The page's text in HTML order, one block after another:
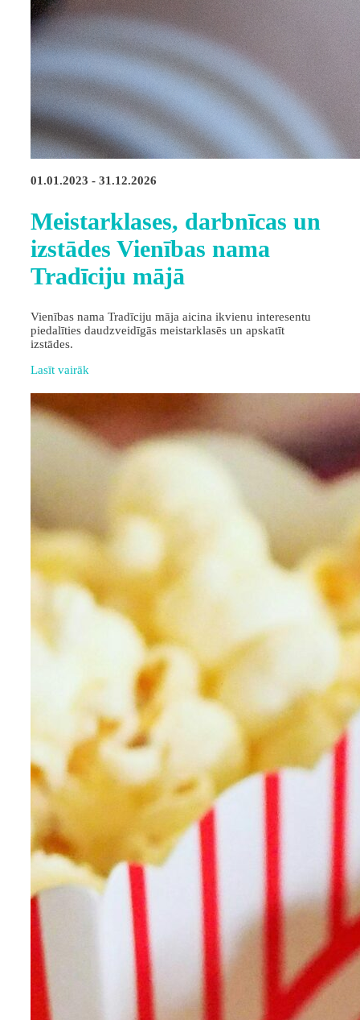
01.01.2023 - 31.12.2026
Meistarklases, darbnīcas un
izstādes Vienības nama
Tradīciju mājā
Vienības nama Tradīciju māja aicina ikvienu interesentu
piedalīties daudzveidīgās meistarklasēs un apskatīt
izstādes.
Lasīt vairāk